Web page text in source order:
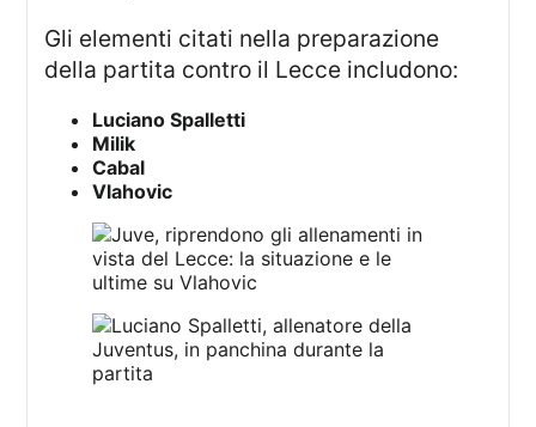
Gli elementi citati nella preparazione
della partita contro il Lecce includono:
Luciano Spalletti
Milik
Cabal
Vlahovic